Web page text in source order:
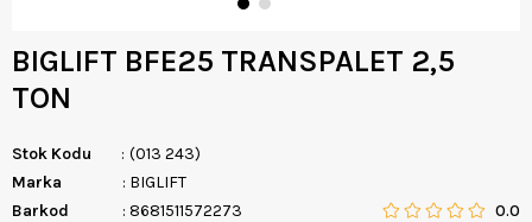
BIGLIFT BFE25 TRANSPALET 2,5
TON
Stok Kodu
(013 243)
Marka
: BIGLIFT
Barkod
: 8681511572273 0.0